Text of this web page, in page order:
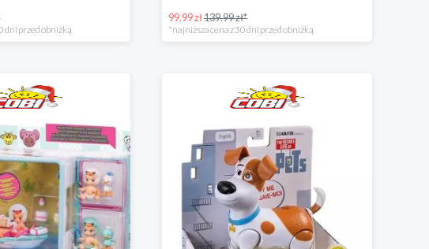
dni przed obniżką
99.99 zł139.99 zł*
*najniższa cena z 30 dni przed obniżką